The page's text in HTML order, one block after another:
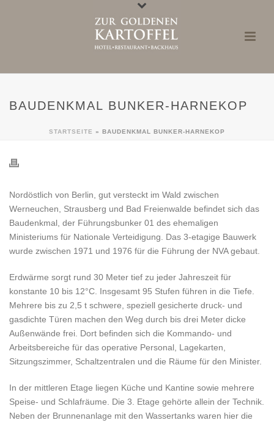
BAUDENKMAL BUNKER-HARNEKOP
STARTSEITE » BAUDENKMAL BUNKER-HARNEKOP
Nordöstlich von Berlin, gut versteckt im Wald zwischen
Werneuchen, Strausberg und Bad Freienwalde befindet sich das
Baudenkmal, der Führungsbunker 01 des ehemaligen
Ministeriums für Nationale Verteidigung. Das 3-etagige Bauwerk
wurde zwischen 1971 und 1976 für die Führung der NVA gebaut.
Erdwärme sorgt rund 30 Meter tief zu jeder Jahreszeit für
konstante 10 bis 12°C. Insgesamt 95 Stufen führen in die Tiefe.
Mehrere bis zu 2,5 t schwere, speziell gesicherte druck- und
gasdichte Türen machen den Weg durch bis drei Meter dicke
Außenwände frei. Dort befinden sich die Kommando- und
Arbeitsbereiche für das operative Personal, Lagekarten,
Sitzungszimmer, Schaltzentralen und die Räume für den Minister.
In der mittleren Etage liegen Küche und Kantine sowie mehrere
Speise- und Schlafräume. Die 3. Etage gehörte allein der Technik.
Neben der Brunnenanlage mit den Wassertanks waren hier die